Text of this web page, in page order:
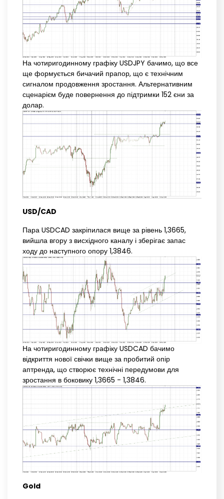
На чотиригодинному графіку USDJPY бачимо, що все
ще формується бичачий прапор, що є технічним
сигналом продовження зростання. Альтернативним
сценарієм буде повернення до підтримки 152 єни за
долар.
USD/CAD
Пара USDCAD закріпилася вище за рівень 1,3665,
вийшла вгору з висхідного каналу і зберігає запас
ходу до наступного опору 1,3846.
На чотиригодинному графіку USDCAD бачимо
відкриття нової свічки вище за пробитий опір
аптренда, що створює технічні передумови для
зростання в боковику 1,3665 - 1,3846.
Gold